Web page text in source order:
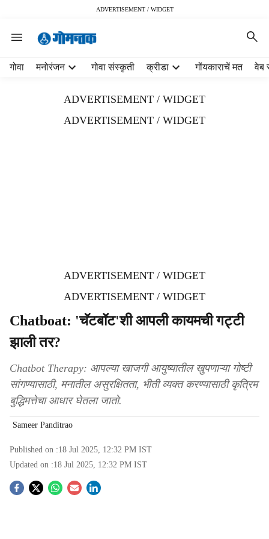
ADVERTISEMENT / WIDGET
गोवा मनोरंजन गोवा संस्कृती क्रीडा गोंयकाराचें मत वेब
ADVERTISEMENT / WIDGET
ADVERTISEMENT / WIDGET
ADVERTISEMENT / WIDGET
ADVERTISEMENT / WIDGET
Chatboat: 'चॅटबॉट'शी आपली कायमची गट्टी
झाली तर?
Chatbot Therapy: आपल्या खाजगी आयुष्यातील खुपणाऱ्या गोष्टी
सांगण्यासाठी, मनातील असुरक्षितता, भीती व्यक्त करण्यासाठी कृत्रिम
बुद्धिमत्तेचा आधार घेतला जातो.
Sameer Panditrao
Published on :18 Jul 2025, 12:32 PM IST
Updated on :18 Jul 2025, 12:32 PM IST
S